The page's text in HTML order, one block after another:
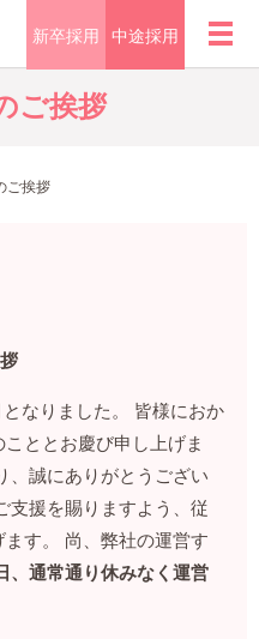
新卒採用 中途採用 メ
ご挨拶
ご挨拶
なりました。 皆様におか
ととお慶び申し上げま
、誠にありがとうござい
支援を賜りますよう、従
す。 尚、弊社の運営す
通常通り休みなく運営